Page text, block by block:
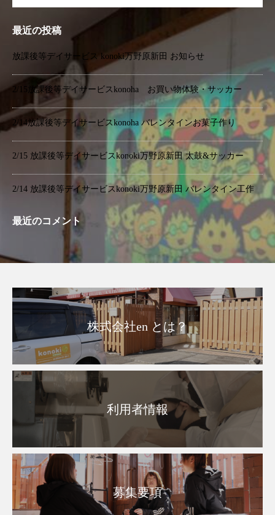
最近の投稿
放課後等デイサービス konoki万野原新田 お知らせ
2/15放課後等デイサービスkonoha お買い物体験・サッカー
2/14放課後等デイサービスkonoha バレンタインお菓子作り
2/15 放課後等デイサービスkonoki万野原新田 太鼓&サッカー
2/14 放課後等デイサービスkonoki万野原新田 バレンタイン工作
最近のコメント
株式会社en とは？
利用者情報
募集要項